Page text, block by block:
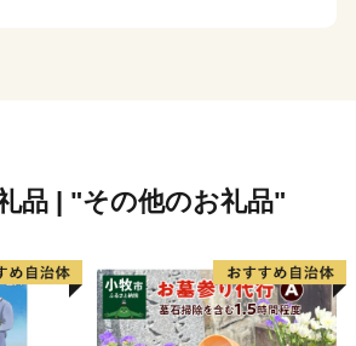
て◆
をしていただいた方を対象に、お礼の
。
品 | "その他のお礼品"